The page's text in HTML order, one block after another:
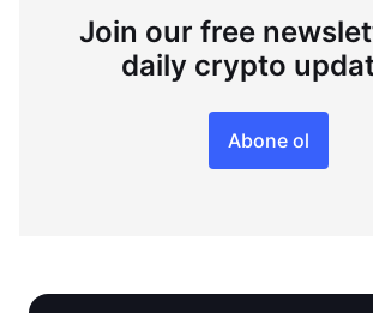
Join our free
daily crypto
Abone ol